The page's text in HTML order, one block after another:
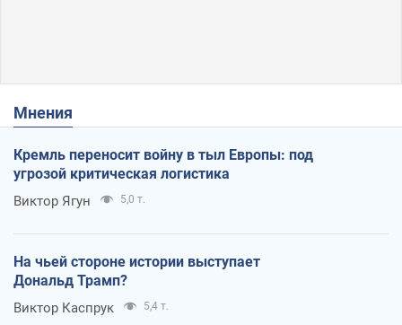
Мнения
Кремль переносит войну в тыл Европы: под
угрозой критическая логистика
Виктор Ягун 5,0 т.
На чьей стороне истории выступает
Дональд Трамп?
Виктор Каспрук 5,4 т.